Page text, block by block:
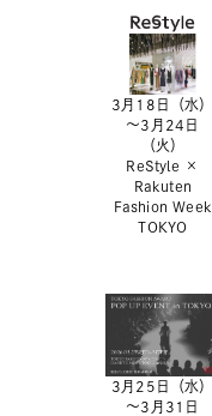
3月18日（水）
～3月24日
（火）
ReStyle ×
Rakuten
Fashion Week
TOKYO
3月25日（水）
～3月31日